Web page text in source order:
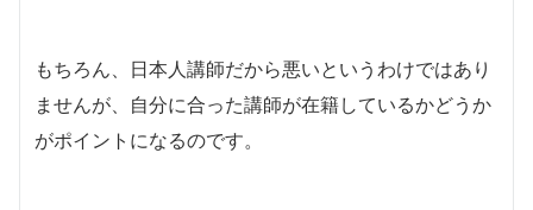
もちろん、日本人講師だから悪いというわけではあり
ませんが、自分に合った講師が在籍しているかどうか
がポイントになるのです。